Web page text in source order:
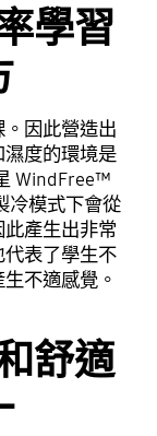
學習
因此營造出
度的環境是
WindFree™
冷模式下會從
產生出非常
表了學生不
不適感覺。
舒適